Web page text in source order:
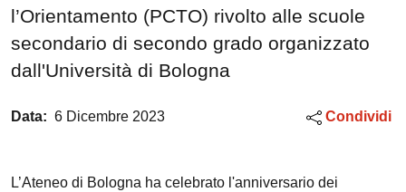
l’Orientamento (PCTO) rivolto alle scuole
secondario di secondo grado organizzato
dall'Università di Bologna
Data: 6 Dicembre 2023 Condividi
L’Ateneo di Bologna ha celebrato l'anniversario dei